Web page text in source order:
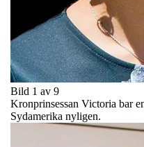
Bild 1 av 9
Kronprinsessan Victoria bar
Sydamerika nyligen.